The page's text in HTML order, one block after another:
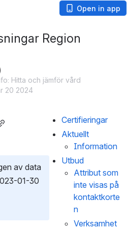
Open in app
Region
Hitta och jämför vård
20 2024
av data
01-30
Certifieringar
Aktuellt
Information
Utbud
Attribut som
inte visas på
kontaktkorte
n
Verksamhet